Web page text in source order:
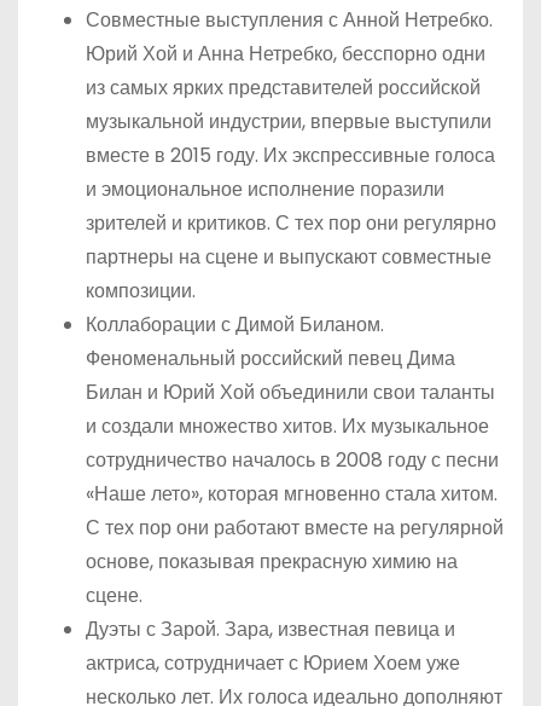
Совместные выступления с Анной Нетребко.
Юрий Хой и Анна Нетребко, бесспорно одни
из самых ярких представителей российской
музыкальной индустрии, впервые выступили
вместе в 2015 году. Их экспрессивные голоса
и эмоциональное исполнение поразили
зрителей и критиков. С тех пор они регулярно
партнеры на сцене и выпускают совместные
композиции.
Коллаборации с Димой Биланом.
Феноменальный российский певец Дима
Билан и Юрий Хой объединили свои таланты
и создали множество хитов. Их музыкальное
сотрудничество началось в 2008 году с песни
«Наше лето», которая мгновенно стала хитом.
С тех пор они работают вместе на регулярной
основе, показывая прекрасную химию на
сцене.
Дуэты с Зарой. Зара, известная певица и
актриса, сотрудничает с Юрием Хоем уже
несколько лет. Их голоса идеально дополняют